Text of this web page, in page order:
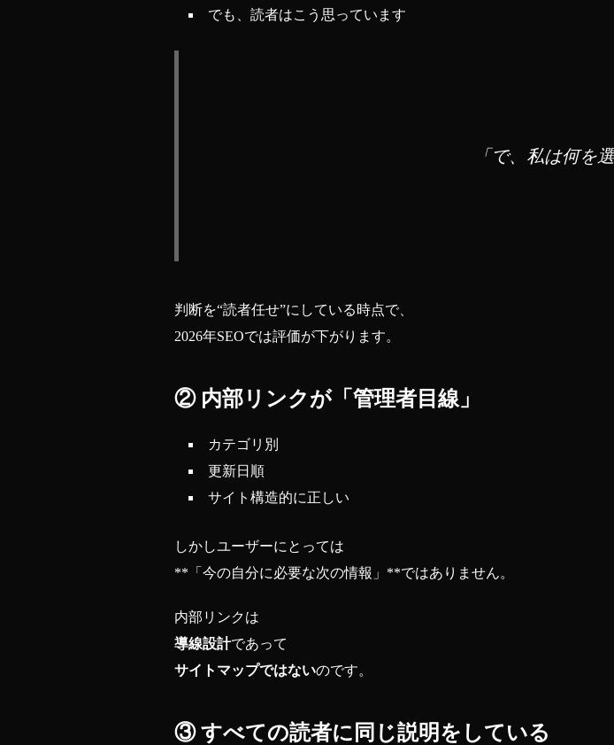
でも、読者はこう思っています
「で、私は何を
判断を“読者任せ”にしている時点で、
2026年SEOでは評価が下がります。
② 内部リンクが「管理者目線」
カテゴリ別
更新日順
サイト構造的に正しい
しかしユーザーにとっては
**「今の自分に必要な次の情報」**ではありません。
内部リンクは
導線設計であって
サイトマップではないのです。
③ すべての読者に同じ説明をしている